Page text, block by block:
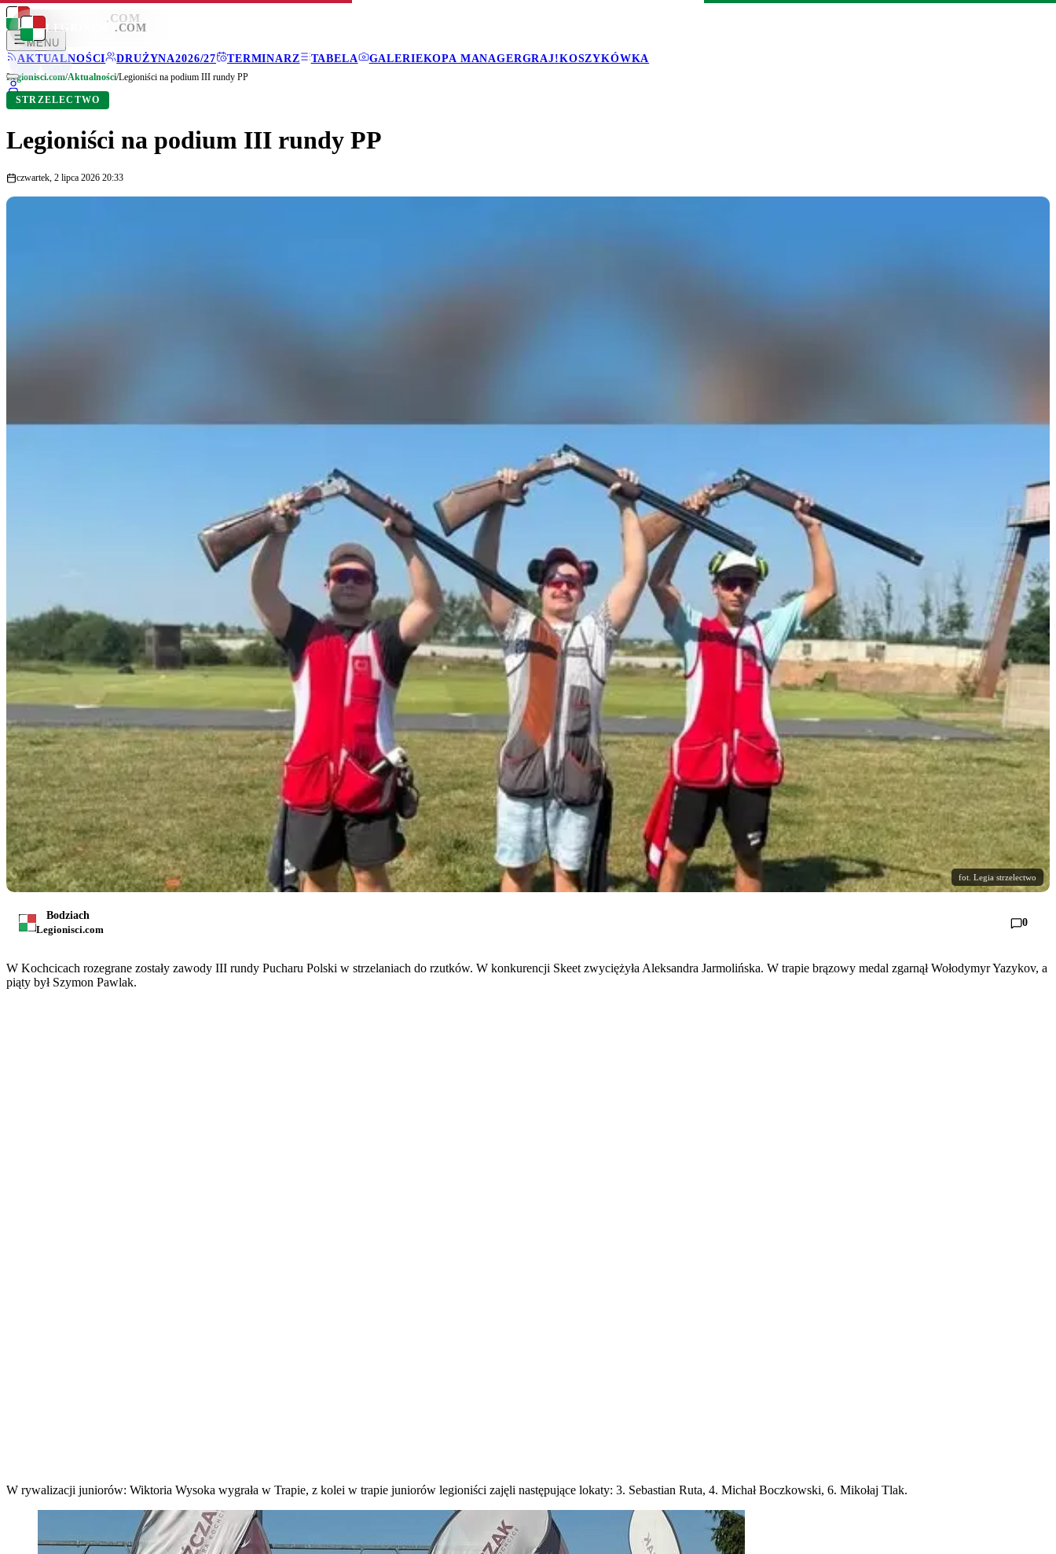
LEGIONISCI .COM
MENU
AKTUALNOŚCI
DRUŻYNA2026/27 TERMINARZ TABELA GALERIEKOPA MANAGERGRAJ!KOSZYKÓWKA
LEGIONISCI .COM
Legionisci.com/Aktualności/Legioniści na podium III rundy PP
STRZELECTWO
Legioniści na podium III rundy PP
czwartek, 2 lipca 2026 20:33
fot. Legia strzelectwo
Bodziach
Legionisci.com
0
W Kochcicach rozegrane zostały zawody III rundy Pucharu Polski w strzelaniach do rzutków. W konkurencji Skeet zwyciężyła Aleksandra Jarmolińska. W trapie brązowy medal zgarnął Wołodymyr Yazykov, a
piąty był Szymon Pawlak.
W rywalizacji juniorów: Wiktoria Wysoka wygrała w Trapie, z kolei w trapie juniorów legioniści zajęli następujące lokaty: 3. Sebastian Ruta, 4. Michał Boczkowski, 6. Mikołaj Tlak.